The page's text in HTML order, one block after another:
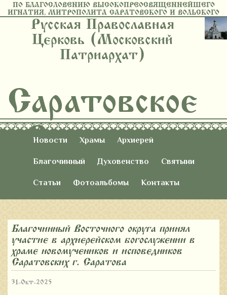
ПО БЛАГОСЛОВЕНИЮ ВЫСОКОПРЕОСВЯЩЕННЕЙШЕГО
ИГНАТИЯ, МИТРОПОЛИТА САРАТОВСКОГО И ВОЛЬСКОГО
Русская Православная
Церковь (Московский
Патриархат)
Саратовское
Восточное
Благочиние
Новости Храмы
Архиерей
Благочинный
Духовенство
Святыни
Статьи
Фотоальбомы Контакты
Благочинный Восточного округа принял
участие в архиерейском богослужении в
храме новомучеников и исповедников
Саратовских г. Саратова
31-Окт-2025